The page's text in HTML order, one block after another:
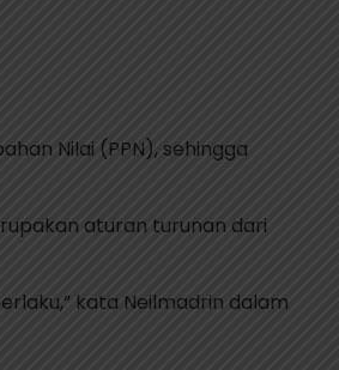
Nilai (PPN), sehingga
aturan turunan dari
kata Neilmadrin dalam